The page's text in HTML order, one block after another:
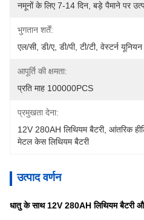
नमूनों के लिए 7-14 दिन, बड़े पैमाने पर
भुगतान शर्तें:
एल/सी, डी/ए, डी/पी, टी/टी, वेस्टर्न यूनियन
आपूर्ति की क्षमता:
प्रति माह 100000PCS
प्रमुखता देना:
12V 280AH लिथियम बैटरी, आंतरिक
मेटल केस लिथियम बैटरी
उत्पाद वर्णन
धातु के साथ 12V 280AH लिथियम बैटरी और